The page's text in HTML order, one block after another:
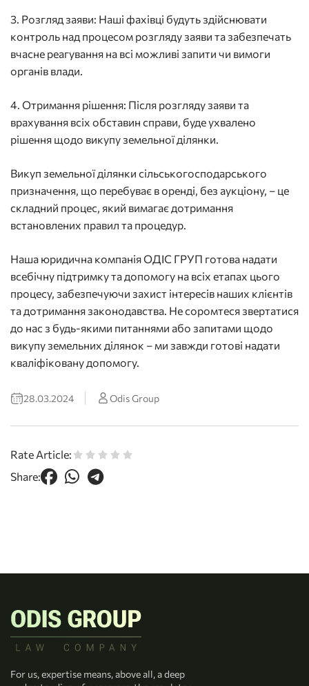
3. Розгляд заяви: Наші фахівці будуть здійснювати
контроль над процесом розгляду заяви та забезпечать
вчасне реагування на всі можливі запити чи вимоги
органів влади.
4. Отримання рішення: Після розгляду заяви та
врахування всіх обставин справи, буде ухвалено
рішення щодо викупу земельної ділянки.
Викуп земельної ділянки сільськогосподарського
призначення, що перебуває в оренді, без аукціону, – це
складний процес, який вимагає дотримання
встановлених правил та процедур.
Наша юридична компанія ОДІС ГРУП готова надати
всебічну підтримку та допомогу на всіх етапах цього
процесу, забезпечуючи захист інтересів наших клієнтів
та дотримання законодавства. Не соромтеся звертатися
до нас з будь-якими питаннями або запитами щодо
викупу земельних ділянок – ми завжди готові надати
кваліфіковану допомогу.
28.03.2024 Odis Group
Rate Article:
Share:
For us, expertise means, above all, a deep